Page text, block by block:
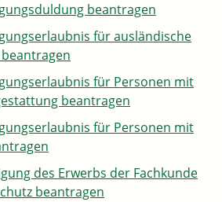
beantragen
für ausländische
für Personen mit
beantragen
für Personen mit
des Erwerbs der Fachkunde
beantragen